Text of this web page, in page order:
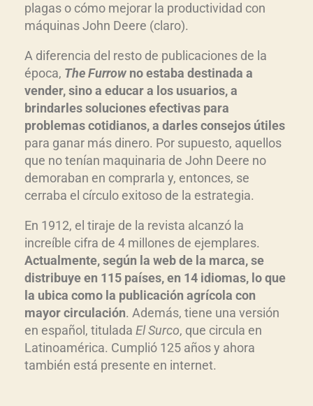
plagas o cómo mejorar la productividad con
máquinas John Deere (claro).
A diferencia del resto de publicaciones de la
época, The Furrow no estaba destinada a
vender, sino a educar a los usuarios, a
brindarles soluciones efectivas para
problemas cotidianos, a darles consejos útiles
para ganar más dinero. Por supuesto, aquellos
que no tenían maquinaria de John Deere no
demoraban en comprarla y, entonces, se
cerraba el círculo exitoso de la estrategia.
En 1912, el tiraje de la revista alcanzó la
increíble cifra de 4 millones de ejemplares.
Actualmente, según la web de la marca, se
distribuye en 115 países, en 14 idiomas, lo que
la ubica como la publicación agrícola con
mayor circulación. Además, tiene una versión
en español, titulada El Surco, que circula en
Latinoamérica. Cumplió 125 años y ahora
también está presente en internet.